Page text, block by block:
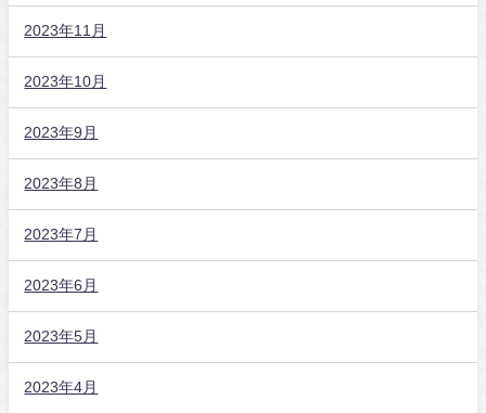
2023年11月
2023年10月
2023年9月
2023年8月
2023年7月
2023年6月
2023年5月
2023年4月